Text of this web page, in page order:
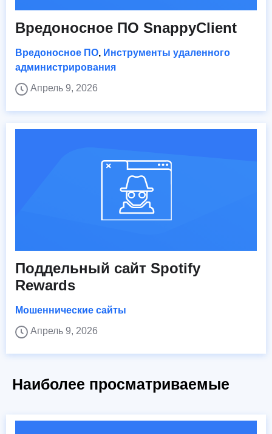
Вредоносное ПО SnappyClient
Вредоносное ПО, Инструменты удаленного
администрирования
Апрель 9, 2026
Поддельный сайт Spotify
Rewards
Мошеннические сайты
Апрель 9, 2026
Наиболее просматриваемые